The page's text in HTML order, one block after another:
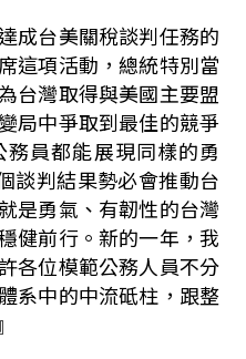
成台美關稅談判任務的
這項活動，總統特別當
台灣取得與美國主要盟
局中爭取到最佳的競爭
員都能展現同樣的勇
談判結果勢必會推動台
是勇氣、有韌性的台灣
健前行。新的一年，我
各位模範公務人員不分
系中的中流砥柱，跟整